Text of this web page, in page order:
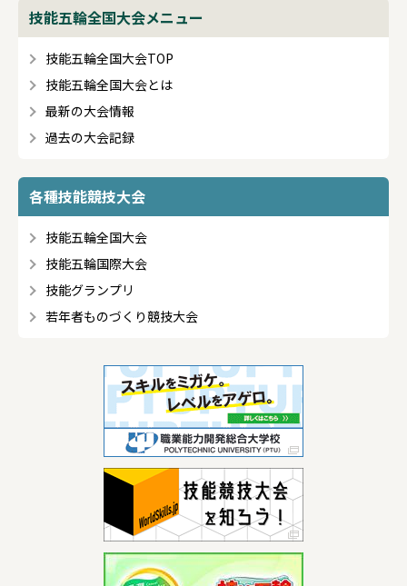
技能五輪全国大会メニュー
技能五輪全国大会TOP
技能五輪全国大会とは
最新の大会情報
過去の大会記録
各種技能競技大会
技能五輪全国大会
技能五輪国際大会
技能グランプリ
若年者ものづくり競技大会